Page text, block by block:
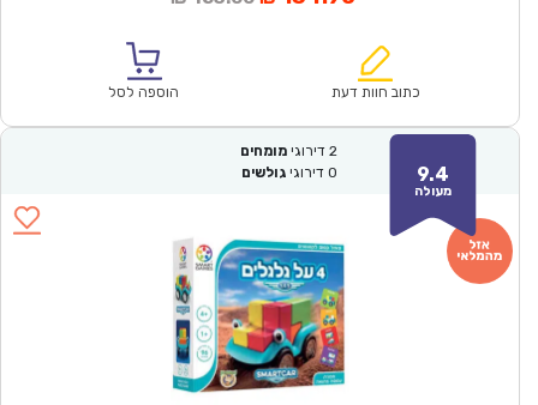
₪183.00.
הוא:
כתוב חוות דעת הוספה לסל
9.4
מעולה
2 דירוגי מומחים
0 דירוגי גולשים